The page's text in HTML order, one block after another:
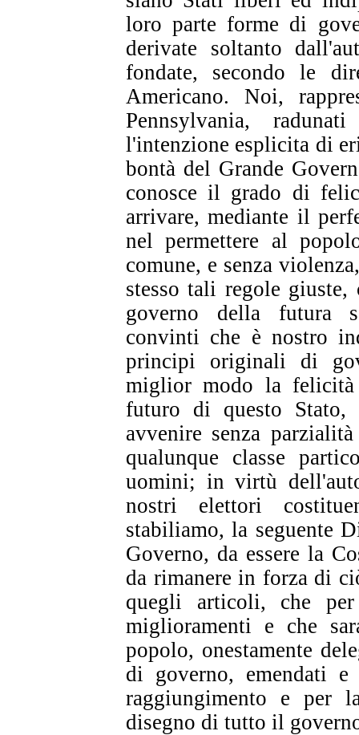
loro parte forme di
derivate soltanto
fondate, secondo le
Americano. Noi,
Pennsylvania,
l'intenzione esplicita di
bontà del Grande
conosce il grado di
arrivare, mediante il
nel permettere al
comune, e senza
stesso tali regole giuste,
governo della futura
convinti che è nostro
principi originali di
miglior modo la felicità
futuro di questo Stato,
avvenire senza
qualunque classe
uomini; in virtù
nostri elettori
stabiliamo, la seguente
Governo, da essere la
da rimanere in forza di
quegli articoli, che per
miglioramenti e che
popolo, onestamente
di governo, emendati
raggiungimento e per
disegno di tutto il